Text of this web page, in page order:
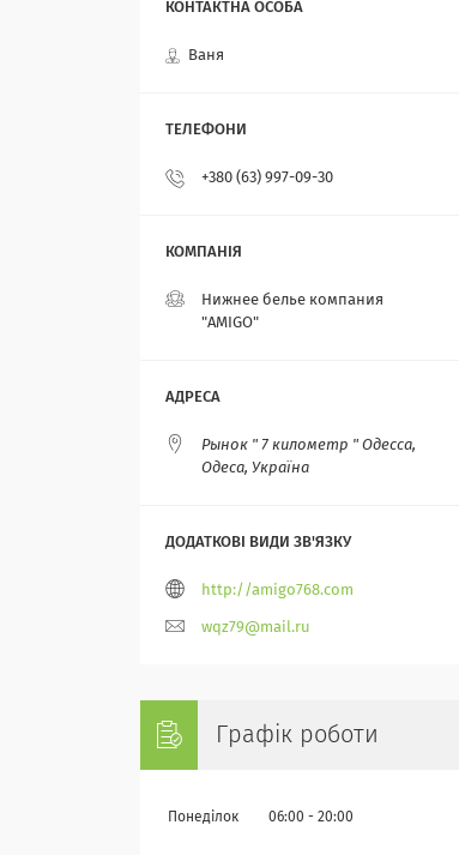
Ваня
+380 (63) 997-09-30
Нижнее белье компания
"AMIGO"
Рынок " 7 километр " Одесса,
Одеса, Україна
http://amigo768.com
wqz79@mail.ru
Графік роботи
Понеділок 06:00 20:00